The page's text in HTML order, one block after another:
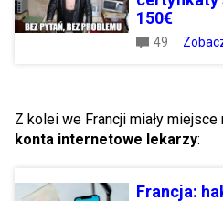
150€
49
Z kolei we Francji miały
konta internetowe lekarzy:
Francja: